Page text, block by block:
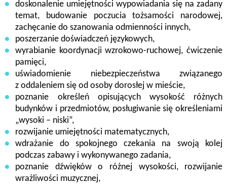
doskonalenie umiejętności wypowiadania się na zadany
temat, budowanie poczucia tożsamości narodowej,
zachęcanie do szanowania odmienności innych,
poszerzanie doświadczeń językowych,
wyrabianie koordynacji wzrokowo-ruchowej, ćwiczenie
pamięci,
uświadomienie niebezpieczeństwa związanego
z oddaleniem się od osoby dorosłej w mieście,
poznanie określeń opisujących wysokość różnych
budynków i przedmiotów, posługiwanie się określeniami
„wysoki – niski”,
rozwijanie umiejętności matematycznych,
wdrażanie do spokojnego czekania na swoją kolej
podczas zabawy i wykonywanego zadania,
poznanie dźwięków o różnej wysokości, rozwijanie
wrażliwości muzycznej,